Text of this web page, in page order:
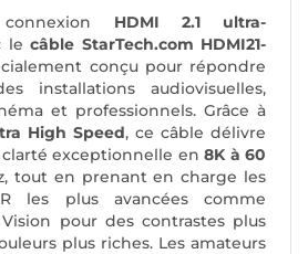
HDMI 2.1 ultra-
lecâble StarTech.com HDMI21-
conçu pour répondre
installations audiovisuelles,
et professionnels. Grâce à
High Speed, ce câble délivre
clarté exceptionnelle en 8K à 60
tout en prenant en charge les
les plus avancées comme
pour des contrastes plus
plus riches. Les amateurs